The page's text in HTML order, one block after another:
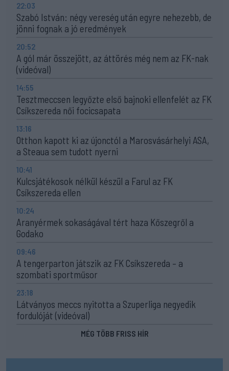
22:03
Szabó István: négy vereség után egyre nehezebb, de
jönni fognak a jó eredmények
20:52
A gól már összejött, az áttörés még nem az FK-nak
(videóval)
14:55
Tesztmeccsen legyőzte első bajnoki ellenfelét az FK
Csíkszereda női focicsapata
13:16
Otthon kapott ki az újonctól a Marosvásárhelyi ASA,
a Steaua sem tudott nyerni
10:41
Kulcsjátékosok nélkül készül a Farul az FK
Csíkszereda ellen
10:24
Aranyérmek sokaságával tért haza Kőszegről a
Godako
09:46
A tengerparton játszik az FK Csíkszereda – a
szombati sportműsor
23:18
Látványos meccs nyitotta a Szuperliga negyedik
fordulóját (videóval)
MÉG TÖBB FRISS HÍR